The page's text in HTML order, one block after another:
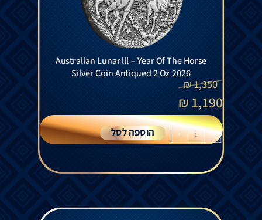
Australian Lunar lll – Year Of The Horse
Silver Coin Antiqued 2 Oz 2026
1,350
₪
1,190
₪
-
+ הוספה לסל